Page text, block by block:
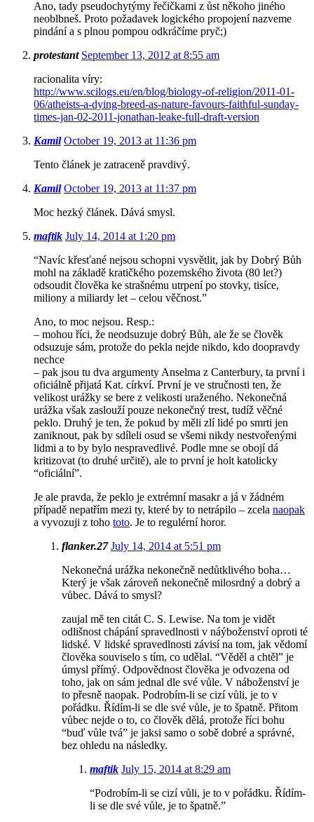
Ano, tady pseudochytýmy řečičkami z ůst někoho jiného
neoblbneš. Proto požadavek logického propojení nazveme
pindání a s plnou pompou odkráčíme pryč;)
protestant September 13, 2012 at 8:55 am
racionalita víry:
http://www.scilogs.eu/en/blog/biology-of-religion/2011-01-
06/atheists-a-dying-breed-as-nature-favours-faithful-sunday-
times-jan-02-2011-jonathan-leake-full-draft-version
Kamil October 19, 2013 at 11:36 pm
Tento článek je zatraceně pravdivý.
Kamil October 19, 2013 at 11:37 pm
Moc hezký článek. Dává smysl.
maftik July 14, 2014 at 1:20 pm
“Navíc křesťané nejsou schopni vysvětlit, jak by Dobrý Bůh
mohl na základě kratičkého pozemského života (80 let?)
odsoudit člověka ke strašnému utrpení po stovky, tisíce,
miliony a miliardy let – celou věčnost.”
Ano, to moc nejsou. Resp.:
– mohou říci, že neodsuzuje dobrý Bůh, ale že se člověk
odsuzuje sám, protože do pekla nejde nikdo, kdo doopravdy
nechce
– pak jsou tu dva argumenty Anselma z Canterbury, ta první i
oficiálně přijatá Kat. církví. První je ve stručnosti ten, že
velikost urážky se bere z velikosti uraženého. Nekonečná
urážka však zaslouží pouze nekonečný trest, tudíž věčné
peklo. Druhý je ten, že pokud by měli zlí lidé po smrti jen
zaniknout, pak by sdíleli osud se všemi nikdy nestvořenými
lidmi a to by bylo nespravedlivé. Podle mne se obojí dá
kritizovat (to druhé určitě), ale to první je holt katolicky
“oficiální”.
Je ale pravda, že peklo je extrémní masakr a já v žádném
případě nepatřím mezi ty, které by to netrápilo – zcela naopak
a vyvozuji z toho toto. Je to regulérní horor.
flanker.27 July 14, 2014 at 5:51 pm
Nekonečná urážka nekonečně nedůtklivého boha…
Který je však zároveň nekonečně milosrdný a dobrý a
vůbec. Dává to smysl?
zaujal mě ten citát C. S. Lewise. Na tom je vidět
odlišnost chápání spravedlnosti v náýboženství oproti té
lidské. V lidské spravedlnosti závisí na tom, jak vědomí
člověka souviselo s tím, co udělal. “Věděl a chtěl” je
úmysl přímý. Odpovědnost člověka je odvozena od
toho, jak on sám jednal dle své vůle. V náboženství je
to přesně naopak. Podrobím-li se cizí vůli, je to v
pořádku. Řídím-li se dle své vůle, je to špatně. Přitom
vůbec nejde o to, co člověk dělá, protože říci bohu
“buď vůle tvá” je jaksi samo o sobě dobré a správné,
bez ohledu na následky.
maftik July 15, 2014 at 8:29 am
“Podrobím-li se cizí vůli, je to v pořádku. Řídím-
li se dle své vůle, je to špatně.”